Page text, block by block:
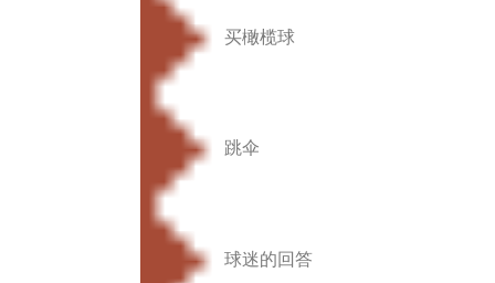
买橄榄球
跳伞
球迷的回答